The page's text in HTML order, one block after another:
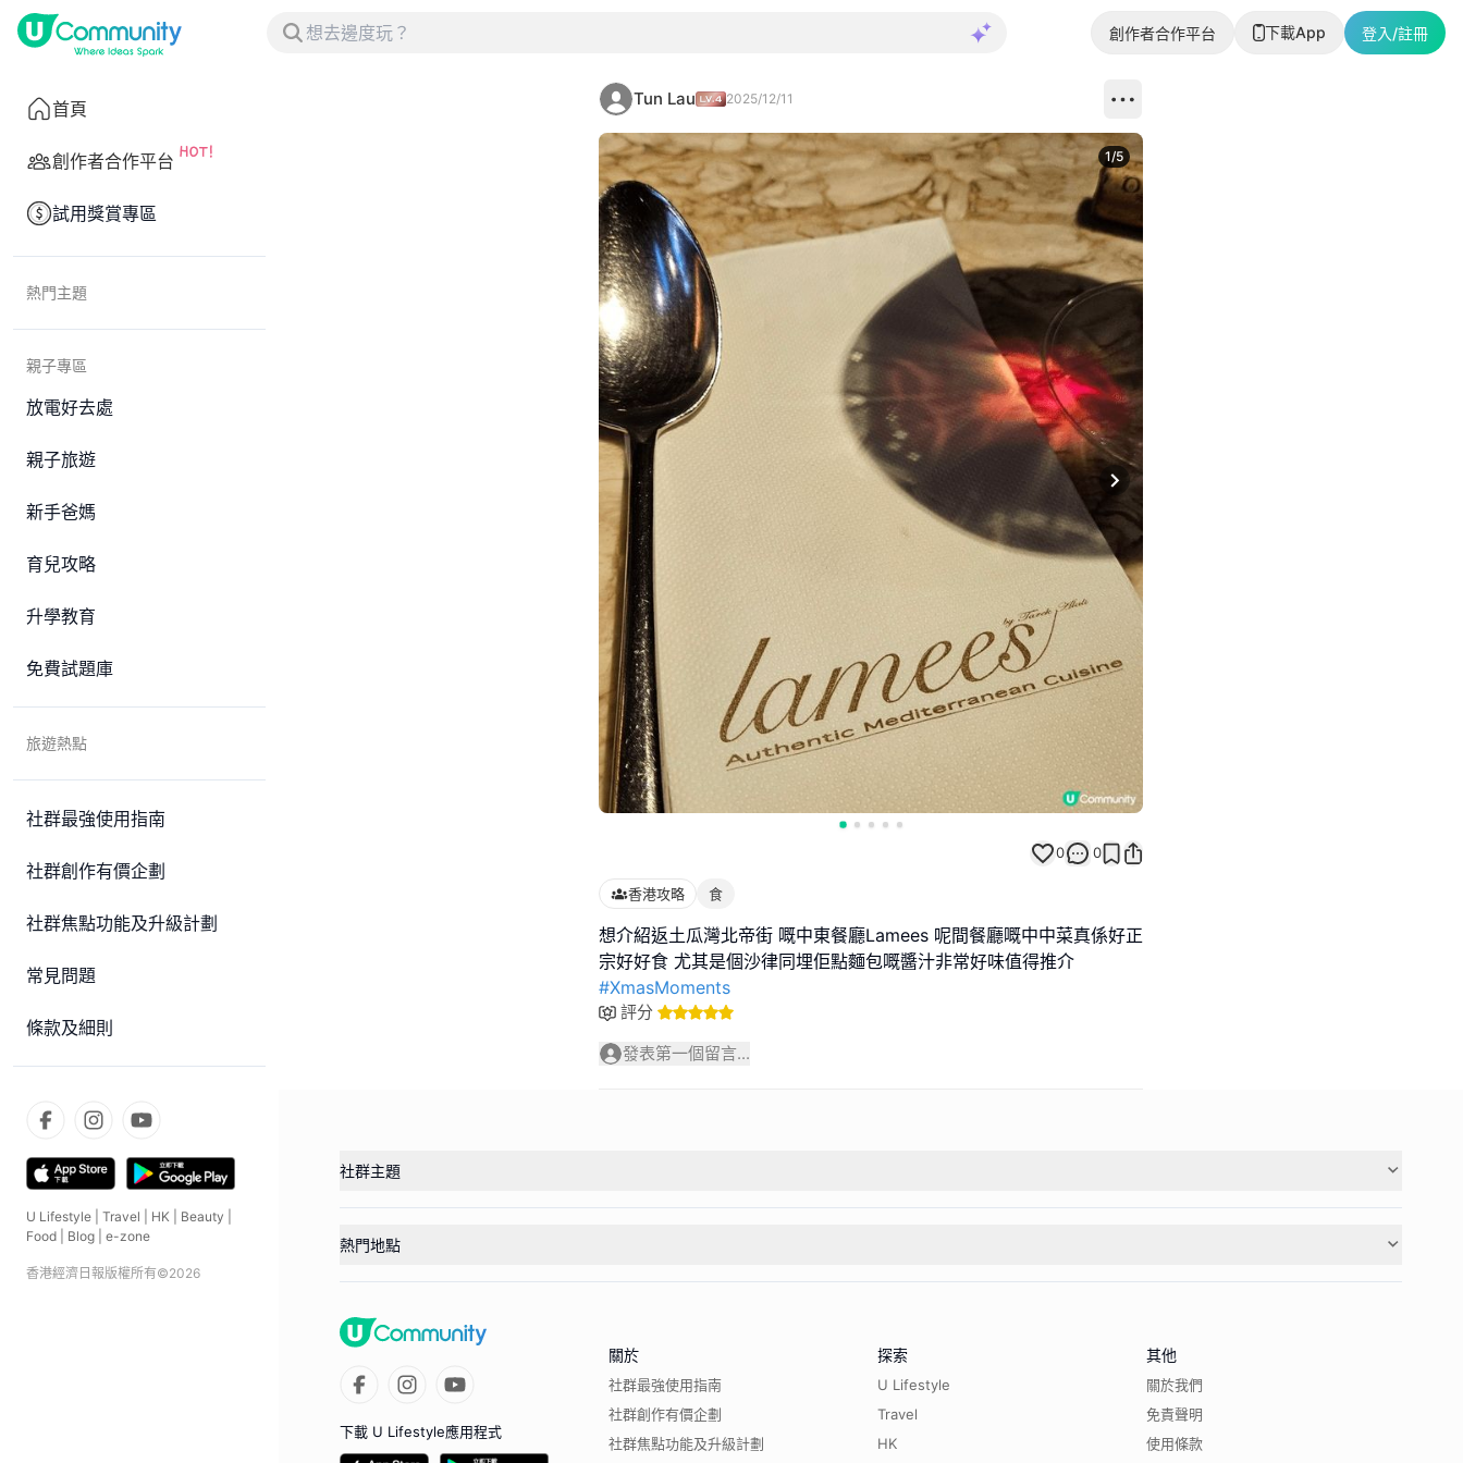
創作者合作平台 下載App 登入/註冊
首頁
創作者合作平台
試用獎賞專區
熱門主題
親子專區
放電好去處
親子旅遊
新手爸媽
育兒攻略
升學教育
免費試題庫
旅遊熱點
社群最強使用指南
社群創作有價企劃
社群焦點功能及升級計劃
常見問題
條款及細則
U Lifestyle Travel HK Beauty
Food
Blog e-zone
香港經濟日報版權所有©2026
Tun Lau 2025/12/11
Next slide
1/5
0 0
香港攻略 食
想介紹返土瓜灣北帝街 嘅中東餐廳Lamees 呢間餐廳嘅中中菜真係好正
宗好好食 尤其是個沙律同埋佢點麵包嘅醬汁非常好味值得推介
#XmasMoments
評分
發表第一個留言...
社群主題
熱門地點
下載 U Lifestyle應用程式
關於
社群最強使用指南
社群創作有價企劃
社群焦點功能及升級計劃
探索
U Lifestyle
Travel
HK
其他
關於我們
免責聲明
使用條款